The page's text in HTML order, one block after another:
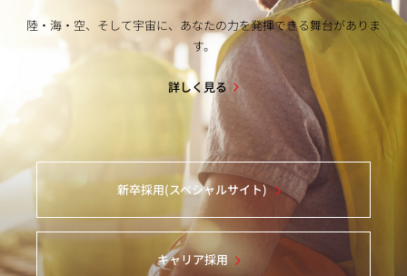
陸・海・空、そして宇宙に、あなたの力を発揮できる舞台がありま
す。
詳しく見る
新卒採用(スペシャルサイト)
キャリア採用